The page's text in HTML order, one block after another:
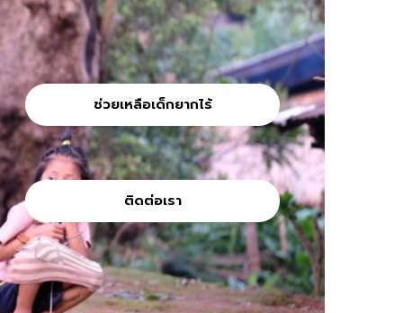
ช่วยเหลือเด็กยากไร้
ติดต่อเรา